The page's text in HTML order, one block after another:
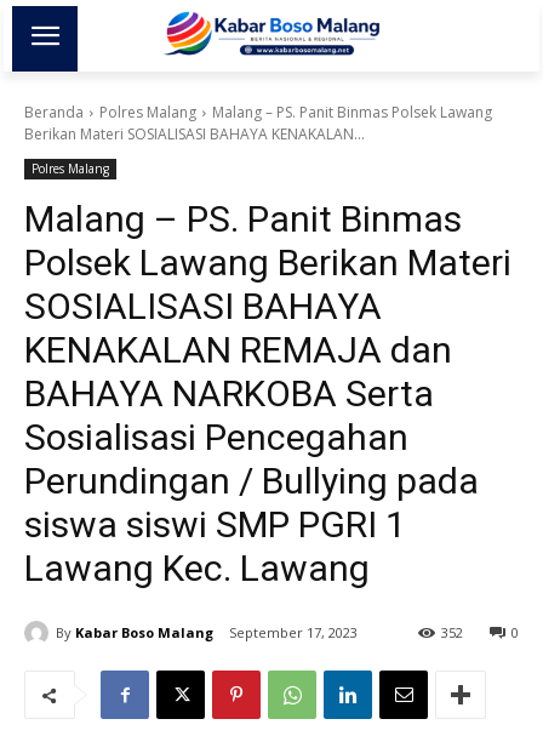
Beranda Polres Malang
Malang – PS. Panit Binmas Polsek Lawang
Berikan Materi SOSIALISASI BAHAYA KENAKALAN...
Polres Malang
Malang – PS. Panit Binmas
Polsek Lawang Berikan Materi
SOSIALISASI BAHAYA
KENAKALAN REMAJA dan
BAHAYA NARKOBA Serta
Sosialisasi Pencegahan
Perundingan / Bullying pada
siswa siswi SMP PGRI 1
Lawang Kec. Lawang
By Kabar Boso Malang September 17, 2023 0
352